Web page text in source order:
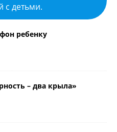
с детьми.
ребенку
– два крыла»